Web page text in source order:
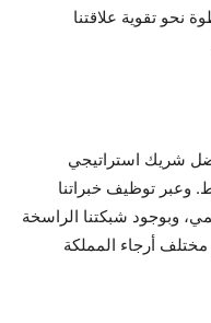
نحو تقوية علاقتنا
شريك استراتيجي
وعبر توظيف خبراتنا
وبوجود شبكتنا الراسخة
مختلف أرجاء المملكة